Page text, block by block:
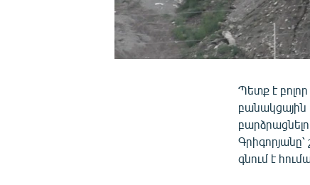
Պետք է
բանակցային
գնում է